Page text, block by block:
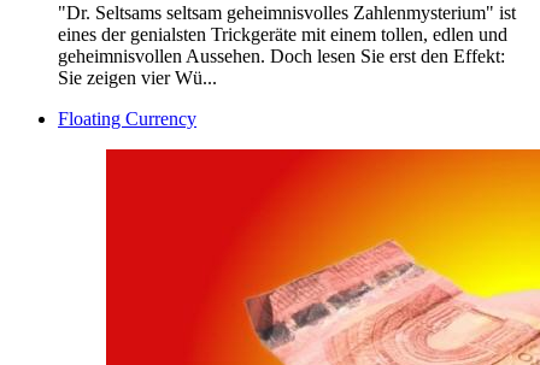
"Dr. Seltsams seltsam geheimnisvolles Zahlenmysterium" ist
eines der genialsten Trickgeräte mit einem tollen, edlen und
geheimnisvollen Aussehen. Doch lesen Sie erst den Effekt:
Sie zeigen vier Wü...
Floating Currency